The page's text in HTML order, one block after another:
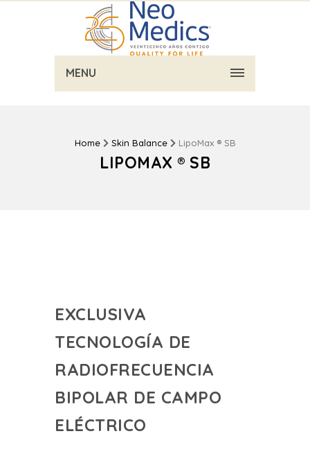
MENU
Home Skin Balance LipoMax ® SB
LIPOMAX ® SB
EXCLUSIVA
TECNOLOGÍA DE
RADIOFRECUENCIA
BIPOLAR DE CAMPO
ELÉCTRICO